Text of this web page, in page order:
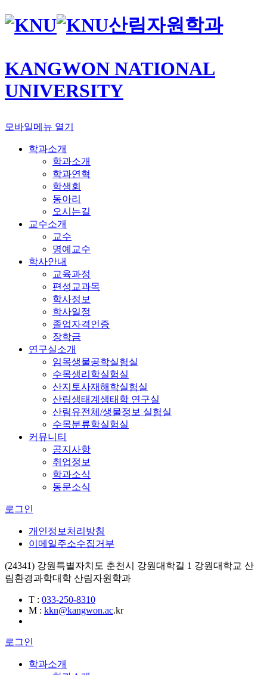
산림자원학과
KANGWON NATIONAL
UNIVERSITY
모바일메뉴 열기
학과소개
학과소개
학과연혁
학생회
동아리
오시는길
교수소개
교수
명예교수
학사안내
교육과정
편성교과목
학사정보
학사일정
졸업자격인증
장학금
연구실소개
임목생물공학실험실
수목생리학실험실
산지토사재해학실험실
산림생태계생태학 연구실
산림유전체/생물정보 실험실
수목분류학실험실
커뮤니티
공지사항
취업정보
학과소식
동문소식
로그인
개인정보처리방침
이메일주소수집거부
(24341) 강원특별자치도 춘천시 강원대학길 1 강원대학교 산
림환경과학대학 산림자원학과
T : 033-250-8310
M : kkn@kangwon.ac.kr
로그인
학과소개